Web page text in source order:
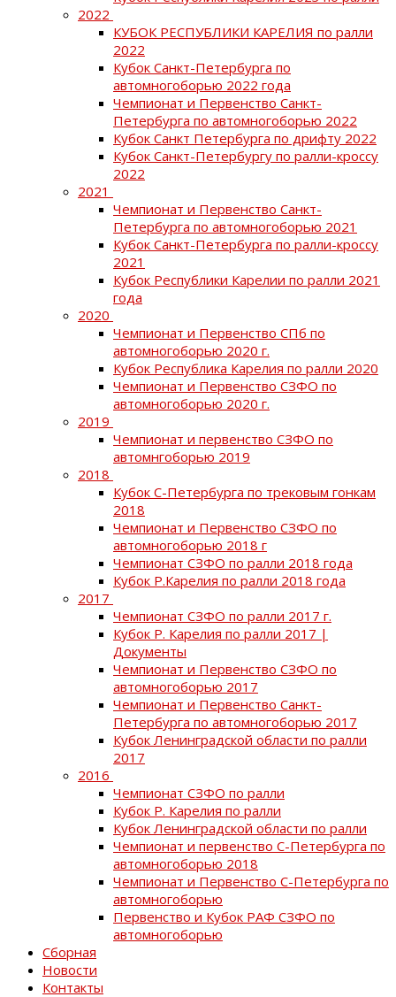
2022
КУБОК РЕСПУБЛИКИ КАРЕЛИЯ по ралли
2022
Кубок Санкт-Петербурга по
автомногоборью 2022 года
Чемпионат и Первенство Санкт-
Петербурга по автомногоборью 2022
Кубок Санкт Петербурга по дрифту 2022
Кубок Санкт-Петербургу по ралли-кроссу
2022
2021
Чемпионат и Первенство Санкт-
Петербурга по автомногоборью 2021
Кубок Санкт-Петербурга по ралли-кроссу
2021
Кубок Республики Карелии по ралли 2021
года
2020
Чемпионат и Первенство СПб по
автомногоборью 2020 г.
Кубок Республика Карелия по ралли 2020
Чемпионат и Первенство СЗФО по
автомногоборью 2020 г.
2019
Чемпионат и первенство СЗФО по
автомнгоборью 2019
2018
Кубок С-Петербурга по трековым гонкам
2018
Чемпионат и Первенство СЗФО по
автомногоборью 2018 г
Чемпионат СЗФО по ралли 2018 года
Кубок Р.Карелия по ралли 2018 года
2017
Чемпионат СЗФО по ралли 2017 г.
Кубок Р. Карелия по ралли 2017 |
Документы
Чемпионат и Первенство СЗФО по
автомногоборью 2017
Чемпионат и Первенство Санкт-
Петербурга по автомногоборью 2017
Кубок Ленинградской области по ралли
2017
2016
Чемпионат СЗФО по ралли
Кубок Р. Карелия по ралли
Кубок Ленинградской области по ралли
Чемпионат и первенство С-Петербурга по
автомногоборью 2018
Чемпионат и Первенство С-Петербурга по
автомногоборью
Первенство и Кубок РАФ СЗФО по
автомногоборью
Сборная
Новости
Контакты